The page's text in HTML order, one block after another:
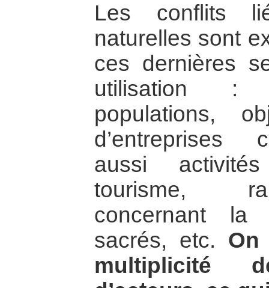
Les conflits
naturelles sont
ces dernières
utilisation :
populations,
d’entreprises
aussi
tourisme,
concernant la
sacrés, etc. On
multiplicité